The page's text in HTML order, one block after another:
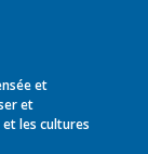
et
et
les cultures